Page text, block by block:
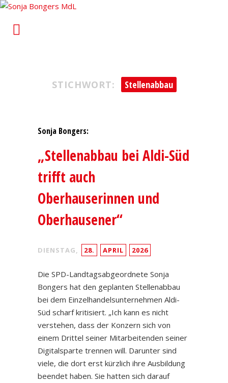
Sonja Bongers MdL
STICHWORT: Stellenabbau
Sonja Bongers:
„Stellenabbau bei Aldi-Süd
trifft auch
Oberhauserinnen und
Oberhausener“
DIENSTAG, 28. APRIL 2026
Die SPD-Landtagsabgeordnete Sonja
Bongers hat den geplanten Stellenabbau
bei dem Einzelhandelsunternehmen Aldi-
Süd scharf kritisiert. „Ich kann es nicht
verstehen, dass der Konzern sich von
einem Drittel seiner Mitarbeitenden seiner
Digitalsparte trennen will. Darunter sind
viele, die dort erst kürzlich ihre Ausbildung
beendet haben. Sie hatten sich darauf